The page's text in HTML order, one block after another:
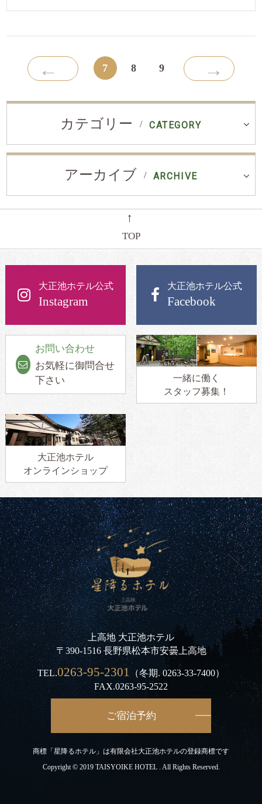
← 7 8 9 →
カテゴリー CATEGORY
アーカイブ ARCHIVE
←
TOP
大正池ホテル公式
Instagram
大正池ホテル公式
Facebook
お問い合わせ
お気軽に御問合せ
下さい
一緒に働く
スタッフ募集！
大正池ホテル
オンラインショップ
上高地 大正池ホテル
〒390-1516 長野県松本市安曇上高地
TEL.0263-95-2301 （冬期.0263-33-7400）
FAX.0263-95-2522
ご宿泊予約
商標「星降るホテル」は有限会社大正池ホテルの登録商標です
Copyright © 2019 TAISYOIKE HOTEL . All Rights Reserved.